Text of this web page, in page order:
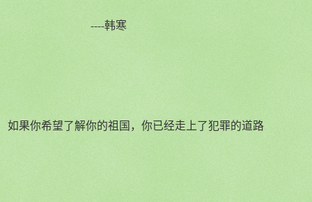
----韩寒
如果你希望了解你的祖国，你已经走上了犯罪的道路